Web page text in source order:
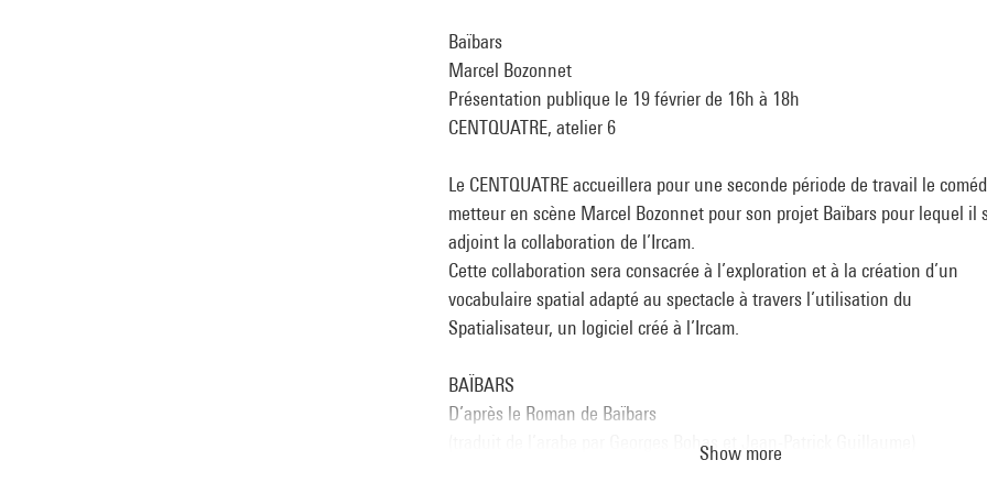
Baïbars
Marcel Bozonnet
Présentation publique le 19 février de 16h à 18h
CENTQUATRE, atelier 6
Le CENTQUATRE accueillera pour une seconde période de travail le
metteur en scène Marcel Bozonnet pour son projet Baïbars pour lequel il
adjoint la collaboration de l’Ircam.
Cette collaboration sera consacrée à l’exploration et à la création d’un
vocabulaire spatial adapté au spectacle à travers l’utilisation du
Spatialisateur, un logiciel créé à l’Ircam.
BAÏBARS
D’après le Roman de Baïbars
(traduit de l’arabe par Georges Bohas et Jean-Patrick Guillaume)
Show more